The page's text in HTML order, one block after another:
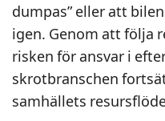
dumpas” eller att
igen. Genom att följa
risken för ansvar i
skrotbranschen
samhällets